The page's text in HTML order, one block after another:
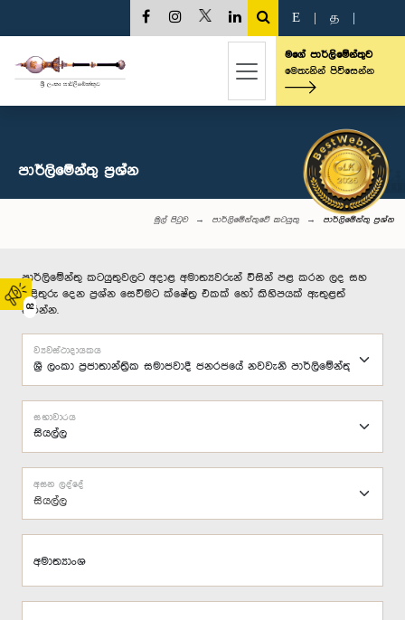
02
E த
මගේ පාර්ලිමේන්තුව
මෙතැනින් පිවිසෙන්න
පාර්ලි‌මේන්තු‌ ප්‍රශ්න
මුල් පිටුව පාර්ලිමේන්තුවේ කටයුතු පාර්ලි‌මේන්තු‌ ප්‍රශ්න
පාර්ලිමේන්තු කටයුතුවලට අදාළ අමාත්‍යවරුන් විසින් පළ කරන ලද සහ
පිළිතුරු දෙන ප්‍රශ්න සෙවීමට ක්ෂේත්‍ර එකක් හෝ කිහිපයක් ඇතුළත්
කරන්න.
ව්‍යවස්ථාදායකය
සභාවාරය
සියල්ල
අසන ලද්දේ
අමාත්‍යාංශ